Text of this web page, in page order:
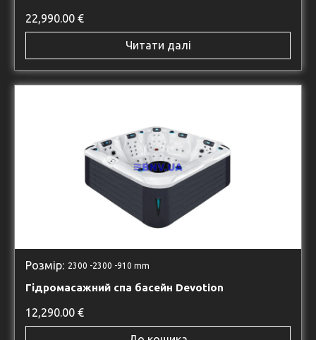
22,990.00 €
Читати далі
Розмір: 2300 -2300 -910 mm
Гідромасажний спа басейн Devotion
12,290.00 €